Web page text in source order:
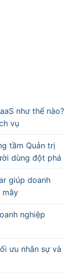
như thế nào?
vụ
tầm Quản trị
dùng đột phá
giúp doanh
mây
nghiệp
ưu nhân sự và